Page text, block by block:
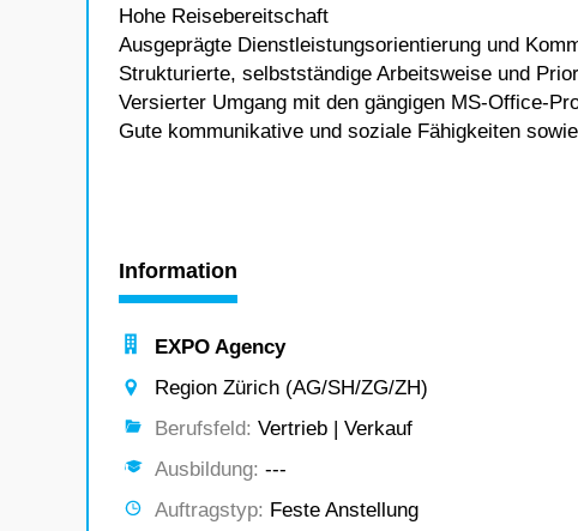
Hohe Reisebereitschaft
Ausgeprägte Dienstleistungsorientierung und
Strukturierte, selbstständige Arbeitsweise und
Versierter Umgang mit den gängigen MS-Office-
Gute kommunikative und soziale Fähigkeiten
Information
EXPO Agency
Region Zürich (AG/SH/ZG/ZH)
Berufsfeld: Vertrieb | Verkauf
Ausbildung: ---
Auftragstyp: Feste Anstellung